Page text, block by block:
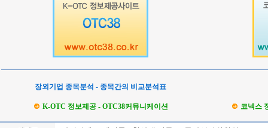
장외기업 종목분석 - 종목간의 비교분석표
K-OTC 정보제공 - OTC38커뮤니케이션 코넥스